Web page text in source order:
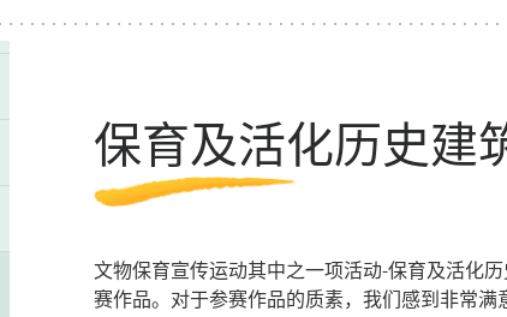
及新项目的评估报告
站（牛棚）
第七期活化计划
保育及活化历史建
文物保育宣传运动其中之一项活动-保育及活化
赛作品。对于参赛作品的质素，我们感到非常满